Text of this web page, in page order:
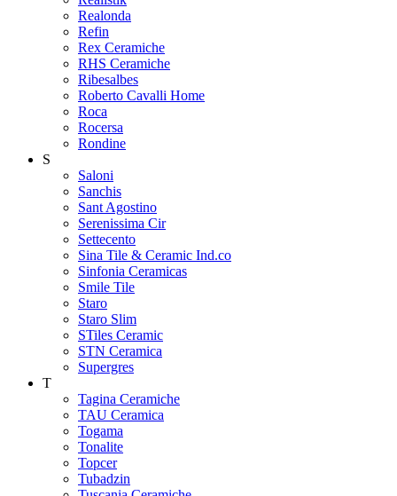
Realonda
Refin
Rex Ceramiche
RHS Ceramiche
Ribesalbes
Roberto Cavalli Home
Roca
Rocersa
Rondine
S
Saloni
Sanchis
Sant Agostino
Serenissima Cir
Settecento
Sina Tile & Ceramic Ind.co
Sinfonia Ceramicas
Smile Tile
Staro
Staro Slim
STiles Ceramic
STN Ceramica
Supergres
T
Tagina Ceramiche
TAU Ceramica
Togama
Tonalite
Topcer
Tubadzin